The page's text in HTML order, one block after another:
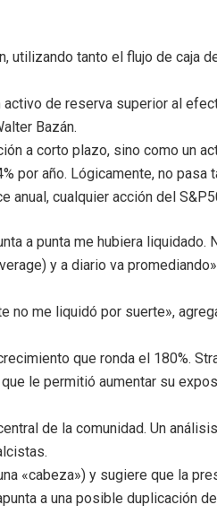
tanto el flujo de caja
de reserva superior al
Bazán.
a corto plazo, sino como un
por año. Lógicamente, no
cualquier acción del
a punta me hubiera liquidado.
y a diario va
no me liquidó por suerte»,
que ronda el 180%.
le permitió aumentar su
de la comunidad. Un
«cabeza») y sugiere que la
a una posible duplicación